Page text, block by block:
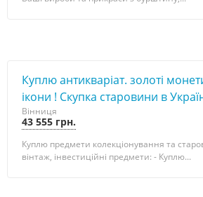
Куплю антикваріат. золоті
ікони ! Скупка старовини в
Вінниця
43 555 грн.
Куплю предмети колекціонування та
вінтаж, інвестиційні предмети: - Куплю...